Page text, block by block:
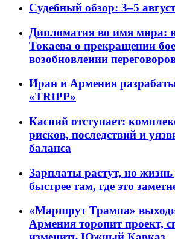
Судебный обзор: 3–5
Дипломатия во имя мира:
Токаева о прекращении
возобновлении
Иран и Армения
«TRIPP»
Каспий отступает:
рисков, последствий и
баланса
Зарплаты растут, но
быстрее там, где это
«Маршрут Трампа»
Армения торопит проект,